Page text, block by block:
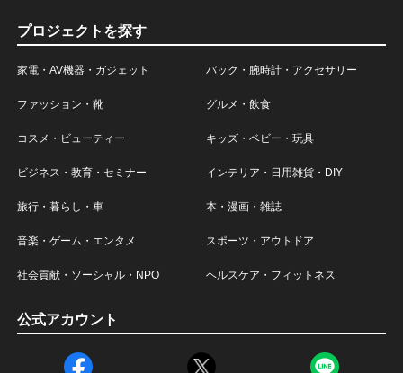
プロジェクトを探す
家電・AV機器・ガジェット バック・腕時計・アクセサリー
ファッション・靴 グルメ・飲食
コスメ・ビューティー キッズ・ベビー・玩具
ビジネス・教育・セミナー インテリア・日用雑貨・DIY
旅行・暮らし・車 本・漫画・雑誌
音楽・ゲーム・エンタメ スポーツ・アウトドア
社会貢献・ソーシャル・NPO ヘルスケア・フィットネス
公式アカウント